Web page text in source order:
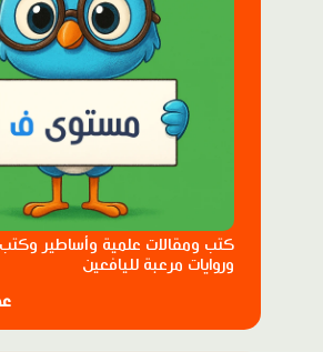
كتب ومقالات علمية وأساطير وكتب
وروايات مرعبة لليافعين